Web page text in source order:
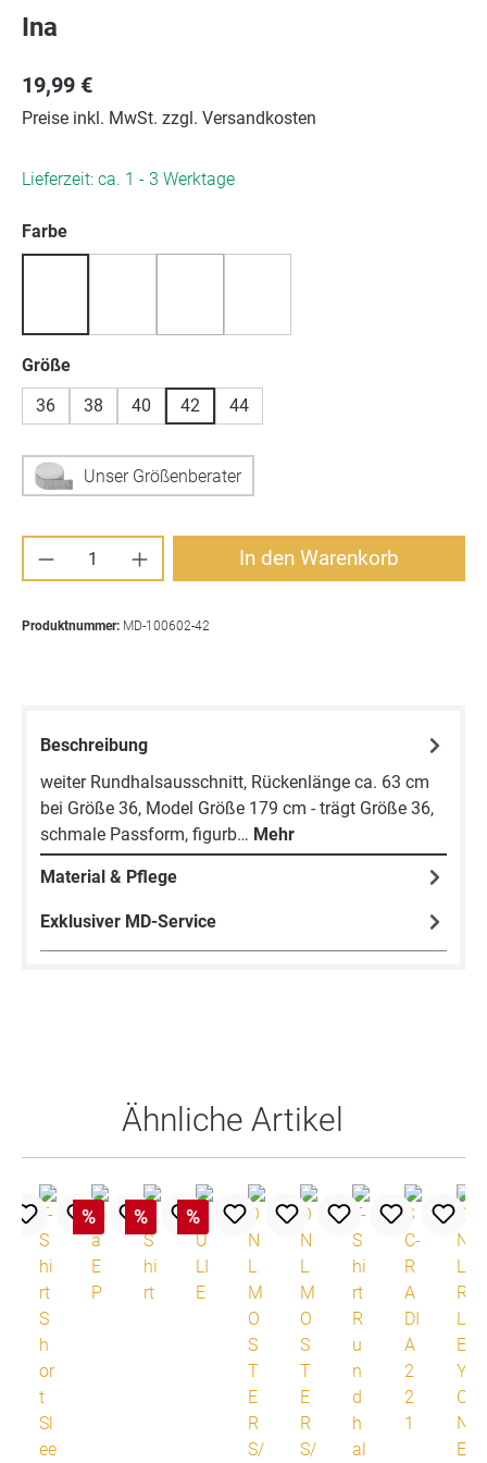
Ina
19,99 €
Preise inkl. MwSt. zzgl. Versandkosten
Lieferzeit: ca. 1 - 3 Werktage
Farbeauswählen
Größeauswählen
36
38 40 42 44
Unser Größenberater
Produkt Anzahl: Gib den gewünschten
In den Warenkorb
Produktnummer: MD-100602-42
Beschreibung
weiter Rundhalsausschnitt, Rückenlänge ca. 63 cm
bei Größe 36, Model Größe 179 cm - trägt Größe 36,
schmale Passform, figurb… Mehr
Material & Pflege
Exklusiver MD-Service
Ähnliche Artikel
% % %